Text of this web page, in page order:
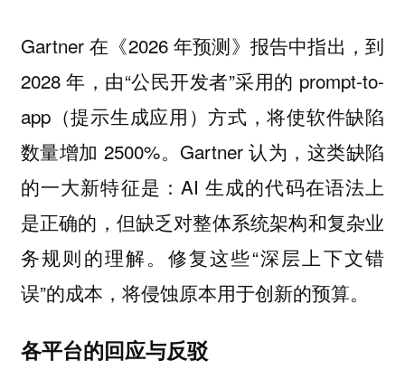
Gartner 在《2026 年预测》报告中指出，到
2028 年，由“公民开发者”采用的 prompt-to-
app（提示生成应用）方式，将使软件缺陷
数量增加 2500%。Gartner 认为，这类缺陷
的一大新特征是：AI 生成的代码在语法上
是正确的，但缺乏对整体系统架构和复杂业
务规则的理解。修复这些“深层上下文错
误”的成本，将侵蚀原本用于创新的预算。
各平台的回应与反驳